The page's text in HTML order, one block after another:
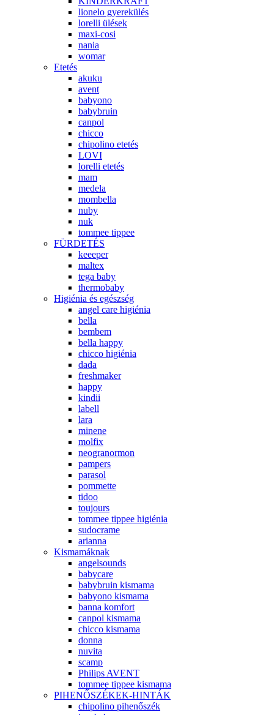
lionelo gyerekülés
lorelli ülések
maxi-cosi
nania
womar
Etetés
akuku
avent
babyono
babybruin
canpol
chicco
chipolino etetés
LOVI
lorelli etetés
mam
medela
mombella
nuby
nuk
tommee tippee
FÜRDETÉS
keeeper
maltex
tega baby
thermobaby
Higiénia és egészség
angel care higiénia
bella
bembem
bella happy
chicco higiénia
dada
freshmaker
happy
kindii
labell
lara
minene
molfix
neogranormon
pampers
parasol
pommette
tidoo
toujours
tommee tippee higiénia
sudocrame
arianna
Kismamáknak
angelsounds
babycare
babybruin kismama
babyono kismama
banna komfort
canpol kismama
chicco kismama
donna
nuvita
scamp
Philips AVENT
tommee tippee kismama
PIHENŐSZÉKEK-HINTÁK
chipolino pihenőszék